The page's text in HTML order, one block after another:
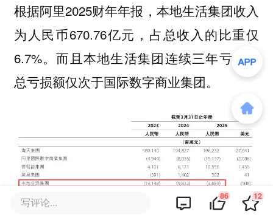
根据阿里2025财年年报，本地生活集团收入
为人民币670.76亿元，占总收入的比重仅
6.7%。而且本地生活集团连续三年亏损，
总亏损额仅次于国际数字商业集团。
写评论... 86 12